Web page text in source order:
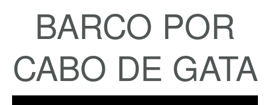
BARCO POR
CABO DE GATA